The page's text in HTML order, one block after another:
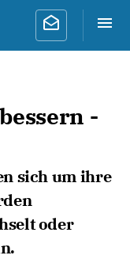
-
sich um ihre
oder